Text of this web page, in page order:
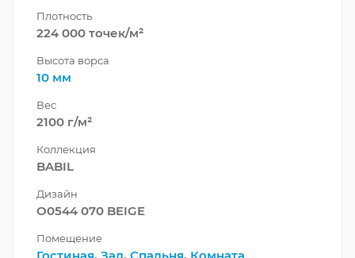
Плотность
224 000 точек/м²
Высота ворса
10 мм
Вес
2100 г/м²
Коллекция
BABIL
Дизайн
O0544 070 BEIGE
Помещение